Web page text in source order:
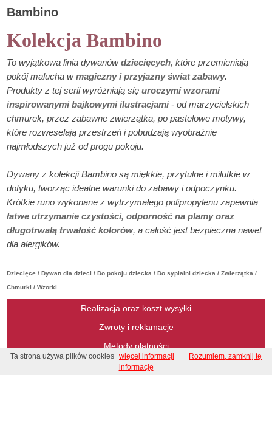
Bambino
Kolekcja Bambino
To wyjątkowa linia dywanówdziecięcych, które przemieniają
pokój malucha wmagiczny i przyjazny świat zabawy.
Produkty z tej serii wyróżniają się uroczymi wzorami
inspirowanymi bajkowymi ilustracjami- od marzycielskich
chmurek, przez zabawne zwierzątka, po pastelowe motywy,
które rozweselają przestrzeń i pobudzają wyobraźnię
najmłodszych już od progu pokoju.
Dywany z kolekcji Bambino są miękkie, przytulne i milutkie w
dotyku, tworząc idealne warunki do zabawy i odpoczynku.
Krótkie runo wykonane z wytrzymałego polipropylenu zapewnia
łatwe utrzymanie czystości, odporność na plamy oraz
długotrwałą trwałość kolorów, a całość jest bezpieczna nawet
dla alergików.
Dziecięce / Dywan dla dzieci / Do pokoju dziecka / Do sypialni dziecka / Zwierzątka /
Chmurki / Wzorki
Realizacja oraz koszt wysyłki
Zwroty i reklamacje
Metody płatności
Regulamin
Ta strona używa plików cookies więcej informacji
Rozumiem, zamknij tę
informację